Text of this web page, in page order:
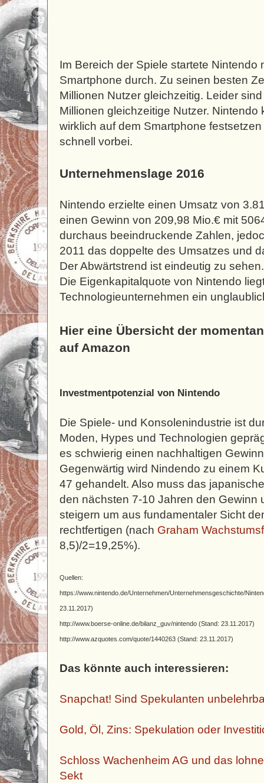
Im Bereich der Spiele startete Nintendo
Smartphone durch. Zu seinen besten
Millionen Nutzer gleichzeitig. Leider
Millionen gleichzeitige Nutzer. Nintendo
wirklich auf dem Smartphone
schnell vorbei.
Unternehmenslage 2016
Nintendo erzielte einen Umsatz von
einen Gewinn von 209,98 Mio.€ mit
durchaus beeindruckende Zahlen,
2011 das doppelte des Umsatzes und
Der Abwärtstrend ist eindeutig zu
Die Eigenkapitalquote von Nintendo
Technologieunternehmen ein
Hier eine Übersicht der
auf Amazon
Investmentpotenzial von Nintendo
Die Spiele- und Konsolenindustrie ist
Moden, Hypes und Technologien
es schwierig einen nachhaltigen
Gegenwärtig wird Nindendo zu einem
47 gehandelt. Also muss das
den nächsten 7-10 Jahren den Gewinn
steigern um aus fundamentaler Sicht
rechtfertigen (nach Graham
8,5)/2=19,25%).
Quellen:
https://www.nintendo.de/Unternehmen/Unternehmensgeschichte/
23.11.2017)
http://www.boerse-online.de/bilanz_guv/nintendo (Stand: 23.11.2017)
http://www.azquotes.com/quote/1440263 (Stand: 23.11.2017)
Das könnte auch interessieren:
Snapchat! Sind Spekulanten
Gold, Öl, Zins: Spekulation oder
Schloss Wachenheim AG und das
Sekt